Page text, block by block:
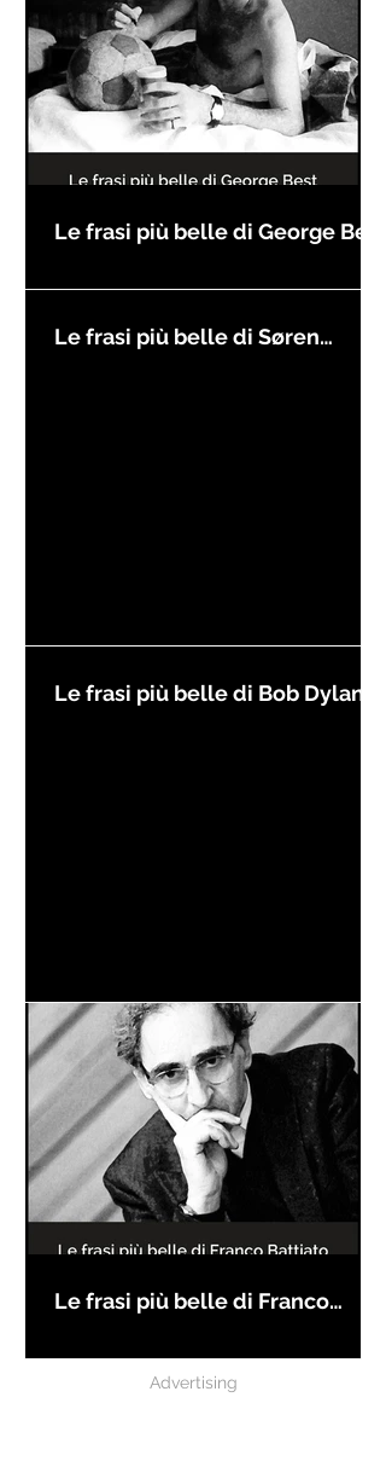
Le frasi più belle di George Best
Le frasi più belle di Søren
Le frasi più belle di Bob Dylan
Le frasi più belle di Franco
Advertising